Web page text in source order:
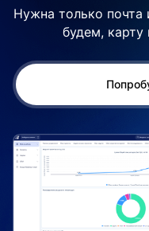
Нужна только
будем, карту